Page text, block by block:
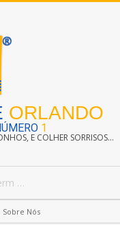
ORLANDO
1
E COLHER SORRISOS...
Sobre Nós